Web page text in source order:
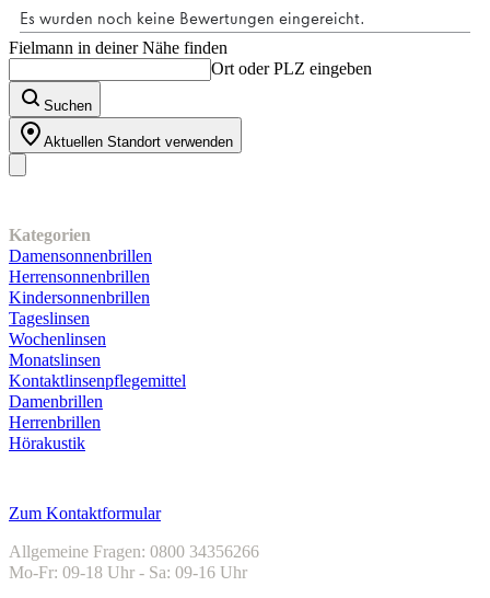
Fielmann in deiner Nähe finden
Ort oder PLZ eingeben
Suchen
Aktuellen Standort verwenden
Kategorien
Damensonnenbrillen
Herrensonnenbrillen
Kindersonnenbrillen
Tageslinsen
Wochenlinsen
Monatslinsen
Kontaktlinsenpflegemittel
Damenbrillen
Herrenbrillen
Hörakustik
Zum Kontaktformular
Allgemeine Fragen: 0800 34356266
Mo-Fr: 09-18 Uhr - Sa: 09-16 Uhr